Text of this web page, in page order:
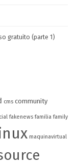
gratuito (parte 1)
cms community
fakenews familia family
maquinavirtual